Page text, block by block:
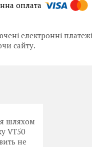
електронні
сайту.
шляхом
VT50
не